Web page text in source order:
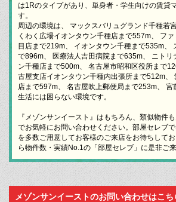
は1Rのタイプがあり、単身者・学生向けの賃貸
す。
周辺の環境は、 マックスバリュグランド千種若
くわく広場イオンタウン千種店まで557m、 フ
目店まで219m、 イオンタウン千種まで535m、
で896m、 医療法人吉田病院まで635m、 ニトリ
ン千種店まで500m、 名古屋市昭和区役所まで
古屋支店イオンタウン千種内出張所まで512m、
店まで597m、 名古屋吹上郵便局まで253m、 宮
生活には困らない環境です。
『メゾンサンイースト』はもちろん、類似物件
でお気軽にお問い合わせください。部屋セレブ
を多数ご用意してお客様のご来店をお待ちして
ら物件数・実績No.1の「部屋セレブ」に是非ご来
メゾンサンイーストのお問い合わせはこち